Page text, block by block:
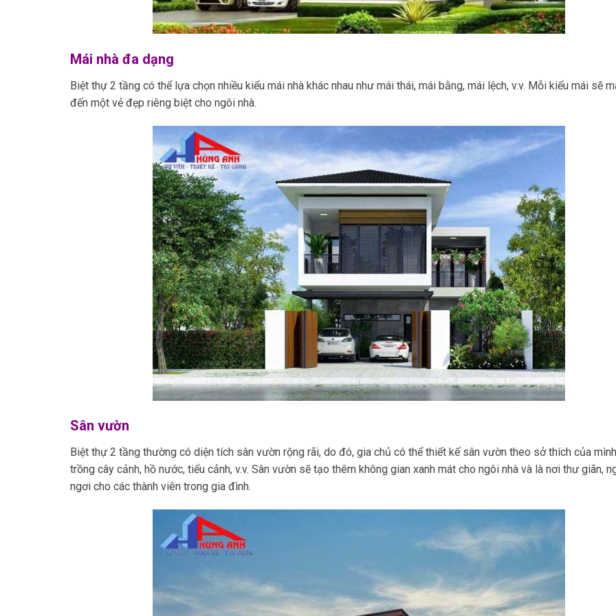
Mái nhà đa dạng
Biệt thự 2 tầng có thể lựa chọn nhiều kiểu mái nhà khác nhau như mái thái, mái bằng, mái lệch, v.v. Mỗi kiểu mái sẽ
đến một vẻ đẹp riêng biệt cho ngôi nhà.
Sân vườn
Biệt thự 2 tầng thường có diện tích sân vườn rộng rãi, do đó, gia chủ có thể thiết kế sân vườn theo sở thích của
trồng cây cảnh, hồ nước, tiểu cảnh, v.v. Sân vườn sẽ tạo thêm không gian xanh mát cho ngôi nhà và là nơi thư giãn,
ngơi cho các thành viên trong gia đình.